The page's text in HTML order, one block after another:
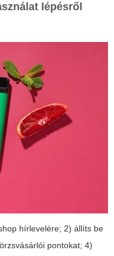
lépésről
hírlevelére; 2) állíts be
pontokat; 4)